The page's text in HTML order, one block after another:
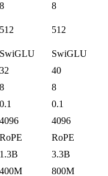
8
8
512 512
SwiGLU
SwiGLU
32
40
8
8
0.1
0.1
4096
4096
RoPE
RoPE
1.3B
3.3B
400M 800M